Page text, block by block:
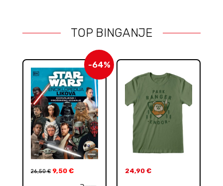
TOP BINGANJE
-64%
26,50€ 9,50 € 24,90 €